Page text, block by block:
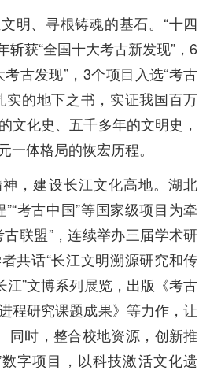
明、寻根铸魂的基石。“十四
斩获“全国十大考古新发现”，6
古发现”，3个项目入选“考古
实的地下之书，实证我国百万
文化史、五千多年的文明史，
一体格局的恢宏历程。
，建设长江文化高地。湖北
考古中国”等国家级项目为牵
联盟”，连续举办三届学术研
共话“长江文明溯源研究和传
江”文博系列展览，出版《考古
程研究课题成果》等力作，让
同时，整合校地资源，创新推
字项目，以科技激活文化遗